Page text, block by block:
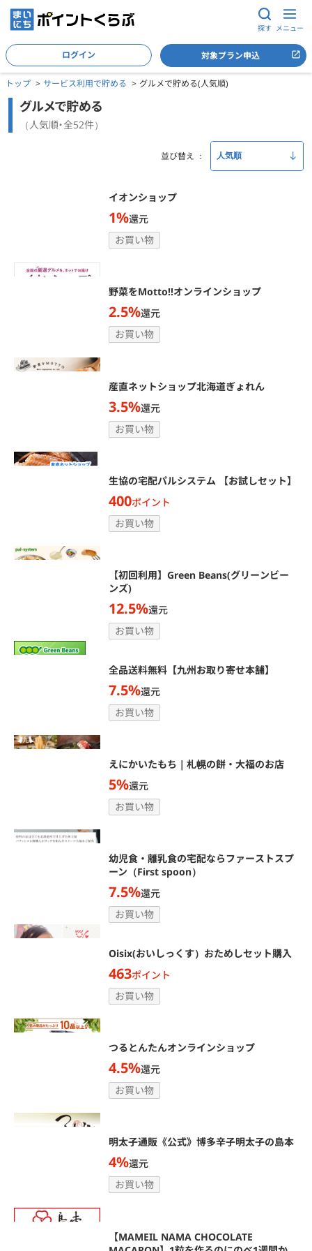
探す メニュー
ログイン 対象プラン申込
トップ サービス利用で貯める グルメで貯める(人気順)
グルメで貯める
（人気順・全52件）
並び替え
イオンショップ
1%還元
お買い物
野菜をMotto!!オンラインショップ
2.5%還元
お買い物
産直ネットショップ北海道ぎょれん
3.5%還元
お買い物
生協の宅配パルシステム 【お試しセット】
400ポイント
お買い物
【初回利用】Green Beans(グリーンビー
ンズ)
12.5%還元
お買い物
全品送料無料【九州お取り寄せ本舗】
7.5%還元
お買い物
えにかいたもち｜札幌の餅・大福のお店
5%還元
お買い物
幼児食・離乳食の宅配ならファーストスプ
ーン（First spoon）
7.5%還元
お買い物
Oisix(おいしっくす）おためしセット購入
463ポイント
お買い物
つるとんたんオンラインショップ
4.5%還元
お買い物
明太子通販《公式》博多辛子明太子の島本
4%還元
お買い物
【MAMEIL NAMA CHOCOLATE